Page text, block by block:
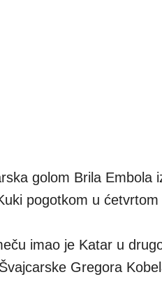
golom Brila
pogotkom u
imao je Katar u
Gregora